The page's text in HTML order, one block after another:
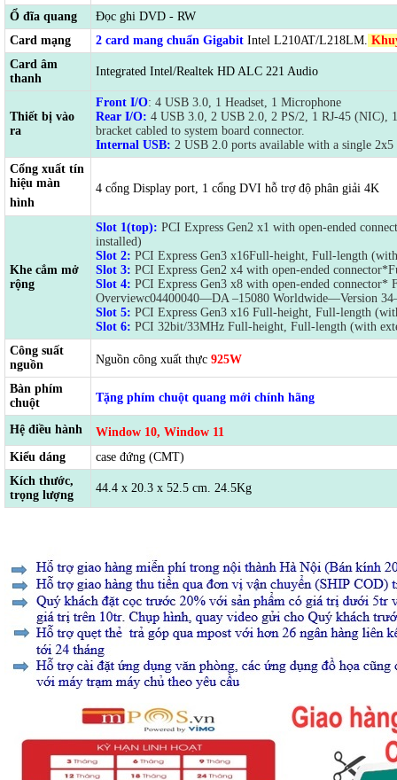
Ổ đĩa quang
Đọc ghi DVD - RW
Card mạng
2 card mang chuẩn Gigabit Intel L210AT/L218LM.
Card âm
thanh
Integrated Intel/Realtek HD ALC 221 Audio
Thiết bị vào
ra
Front I/O: 4 USB 3.0, 1 Headset, 1 Microphone
Rear I/O: 4 USB 3.0, 2 USB 2.0, 2 PS/2, 1 RJ-45 (NIC),
bracket cabled to system board connector.
Internal USB: 2 USB 2.0 ports available with a single 2x5
Cổng xuất tín
hiệu màn
hình
4 cổng Display port, 1 cổng DVI hỗ trợ độ phân giải 4K
Khe cắm mở
rộng
Slot 1(top): PCI Express Gen2 x1 with open-ended
installed)
Slot 2: PCI Express Gen3 x16Full-height, Full-length
Slot 3: PCI Express Gen2 x4 with open-ended
Slot 4: PCI Express Gen3 x8 with open-ended
Overviewc04400040—DA –15080 Worldwide—Version
Slot 5: PCI Express Gen3 x16 Full-height, Full-length
Slot 6: PCI 32bit/33MHz Full-height, Full-length (with
Công suất
nguồn
Nguồn công xuất thực 925W
Bàn phím
chuột
Tặng phím chuột quang mới chính hãng
Hệ điều hành
Window 10, Window 11
Kiểu dáng
case đứng (CMT)
Kích thước,
trọng lượng
44.4 x 20.3 x 52.5 cm. 24.5Kg